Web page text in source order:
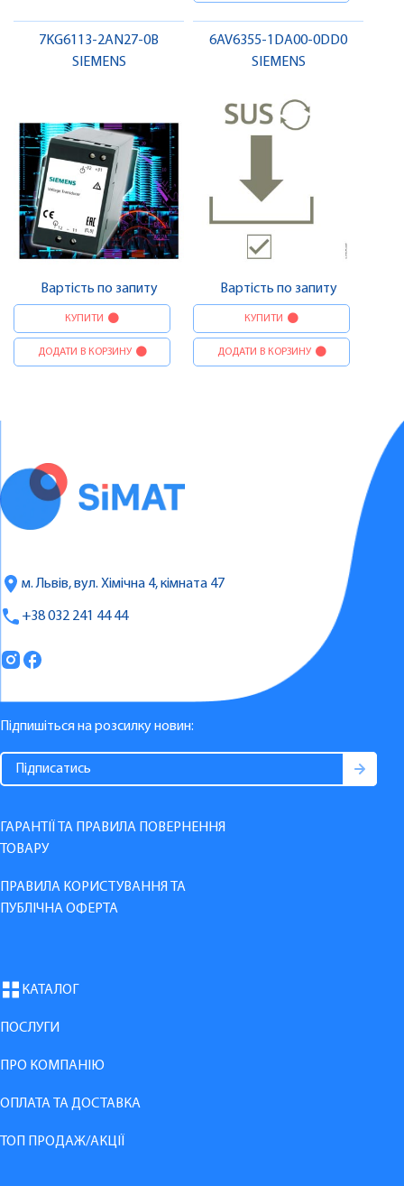
7KG6113-2AN27-0B
SIEMENS
Вартість по запиту
КУПИТИ
ДОДАТИ В КОРЗИНУ
6AV6355-1DA00-0DD0
SIEMENS
Вартість по запиту
КУПИТИ
ДОДАТИ В КОРЗИНУ
м. Львів, вул. Хімічна 4, кімната 47
+38 032 241 44 44
Підпишіться на розсилку новин:
ГАРАНТІЇ ТА ПРАВИЛА ПОВЕРНЕННЯ
ТОВАРУ
ПРАВИЛА КОРИСТУВАННЯ ТА
ПУБЛІЧНА ОФЕРТА
КАТАЛОГ
ПОСЛУГИ
ПРО КОМПАНІЮ
ОПЛАТА ТА ДОСТАВКА
ТОП ПРОДАЖ/АКЦІЇ